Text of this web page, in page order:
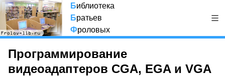
Библиотека
Братьев
Фроловых
Программирование
видеоадаптеров CGA, EGA и VGA